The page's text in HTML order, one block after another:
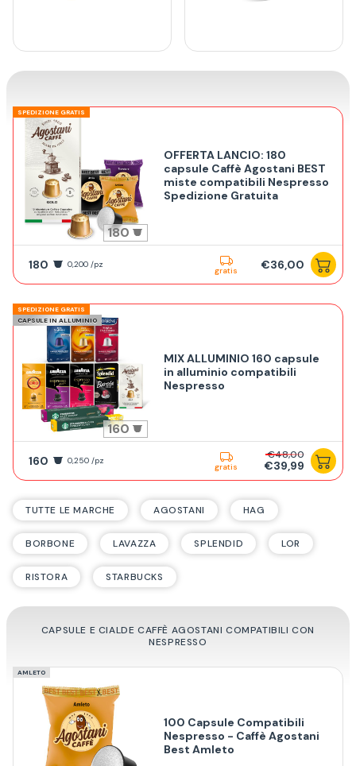
SPEDIZIONE GRATIS
180
OFFERTA LANCIO: 180
capsule Caffè Agostani BEST
miste compatibili Nespresso
Spedizione Gratuita
180 0,200 /pz
gratis €36,00
SPEDIZIONE GRATIS
CAPSULE IN ALLUMINIO
160
MIX ALLUMINIO 160 capsule
in alluminio compatibili
Nespresso
160 0,250 /pz
gratis
€48,00
€39,99
TUTTE LE MARCHE AGOSTANI HAG
BORBONE LAVAZZA SPLENDID LOR
RISTORA STARBUCKS
CAPSULE E CIALDE CAFFÈ AGOSTANI COMPATIBILI CON
NESPRESSO
AMLETO
100 Capsule Compatibili
Nespresso - Caffè Agostani
Best Amleto